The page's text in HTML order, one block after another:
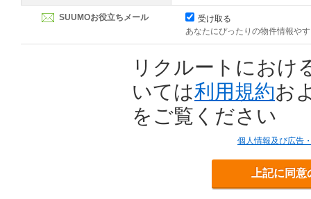
SUUMOお役立ちメール
受け取る
あなたにぴったりの物件情報や
リクルートにおけ
いては利用規約お
をご覧ください
個人情報及び広告
上記に同